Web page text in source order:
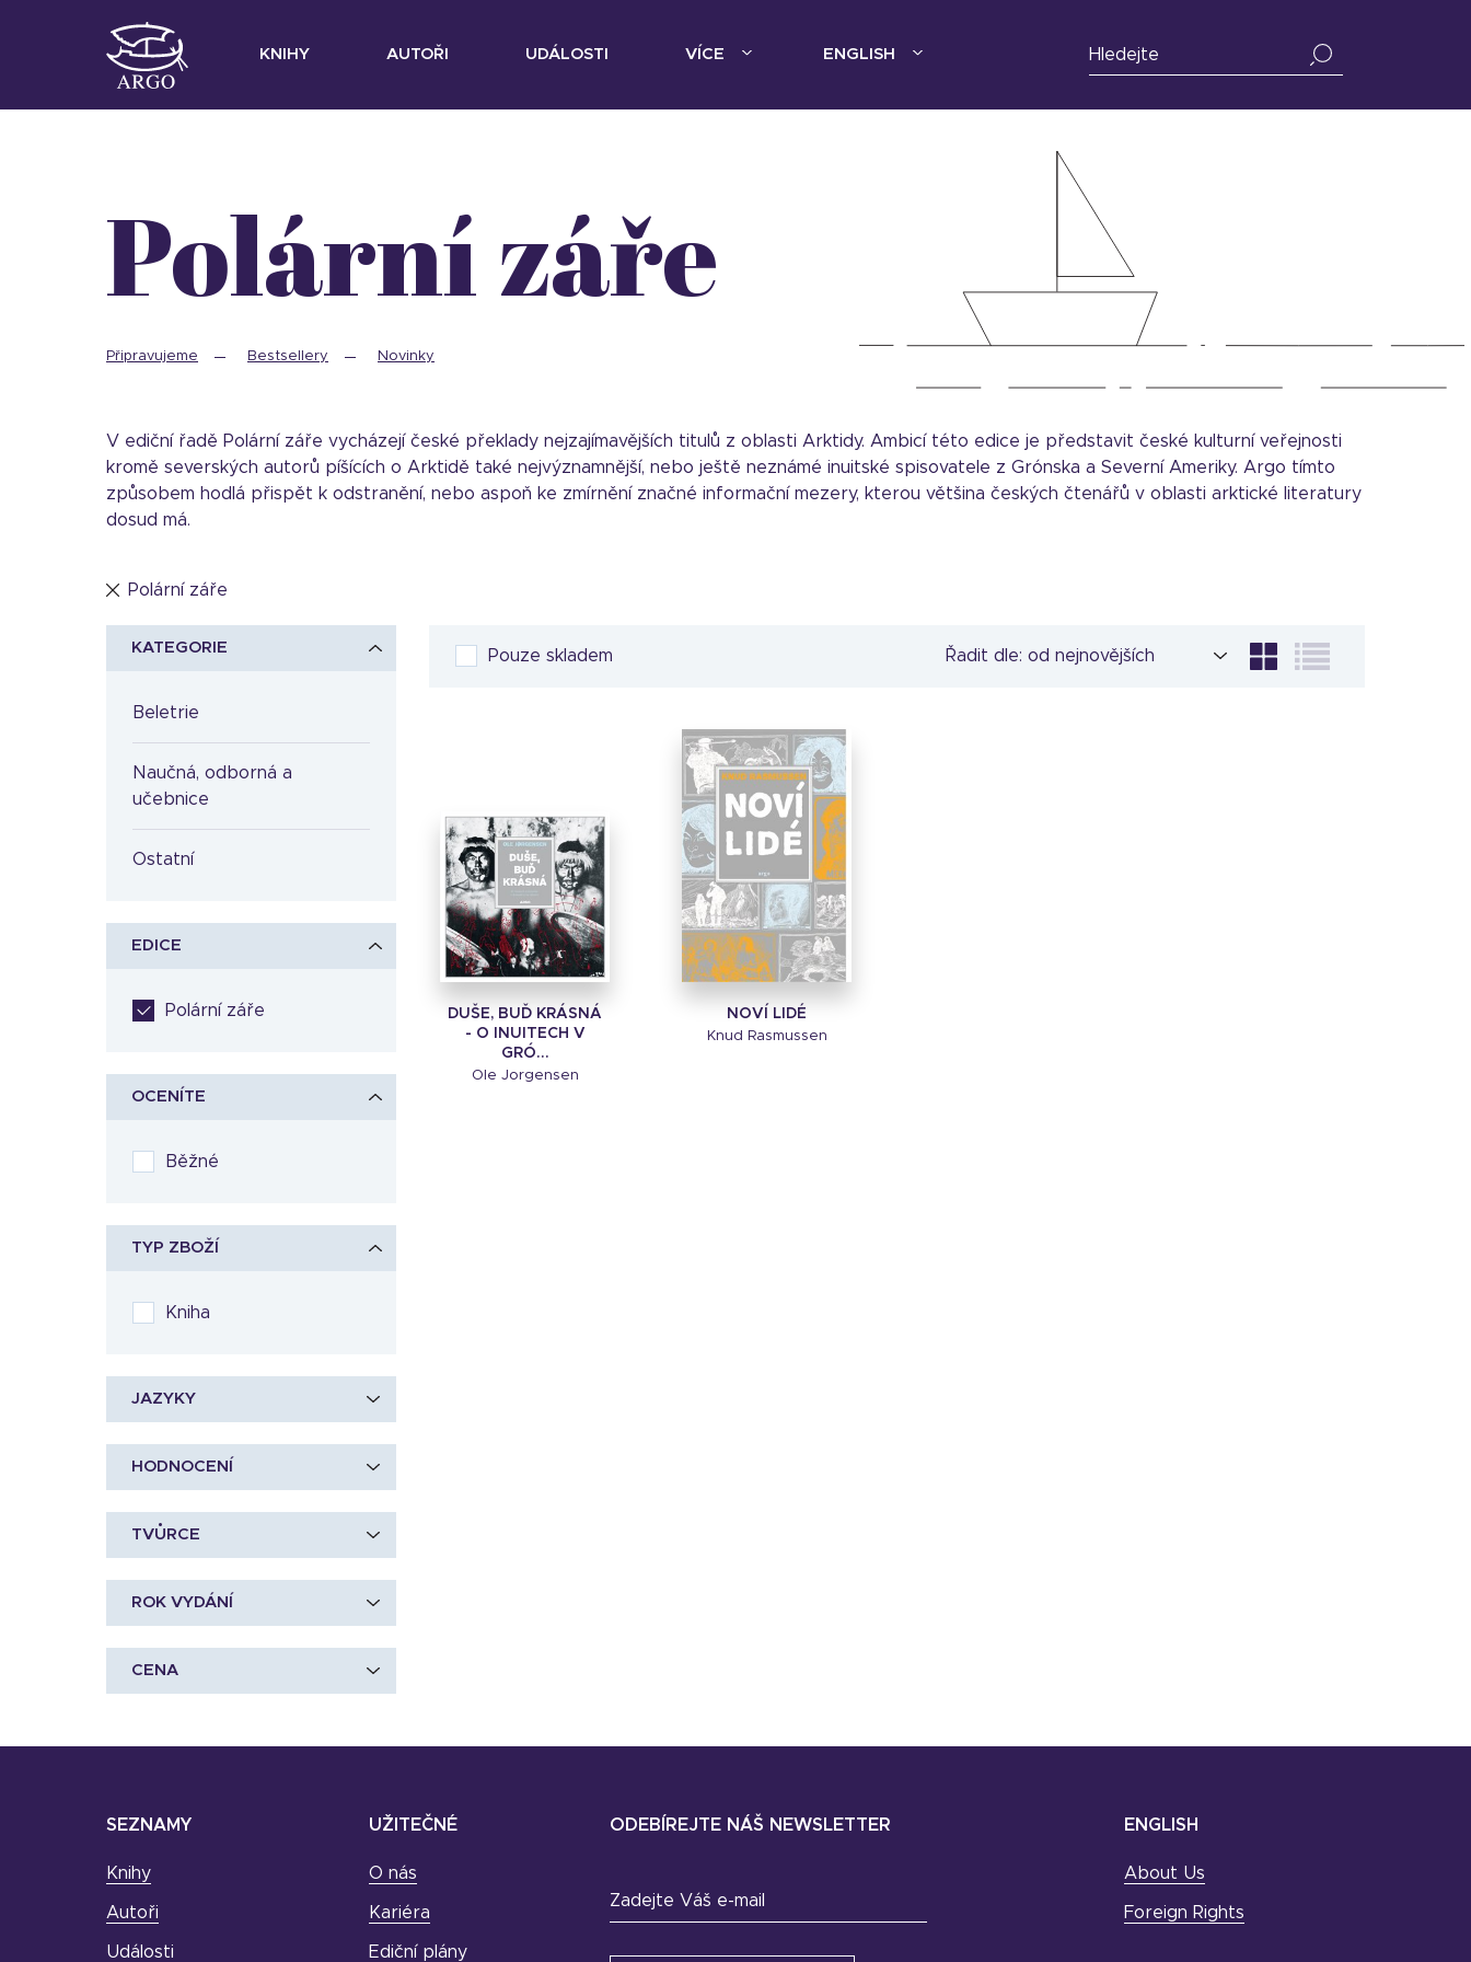
KNIHY AUTOŘI UDÁLOSTI VÍCE ENGLISH
Polární záře
Připravujeme Bestsellery Novinky
V ediční řadě Polární záře vycházejí české překlady nejzajímavějších titulů z oblasti Arktidy. Ambicí této edice je představit české kulturní veřejnosti
kromě severských autorů píšících o Arktidě také nejvýznamnější, nebo ještě neznámé inuitské spisovatele z Grónska a Severní Ameriky. Argo tímto
způsobem hodlá přispět k odstranění, nebo aspoň ke zmírnění značné informační mezery, kterou většina českých čtenářů v oblasti arktické literatury
dosud má.
Polární záře
KATEGORIE
Beletrie
Naučná, odborná a
učebnice
Ostatní
EDICE
Polární záře
OCENÍTE
Běžné
TYP ZBOŽÍ
Kniha
JAZYKY
HODNOCENÍ
TVŮRCE
ROK VYDÁNÍ
CENA
Pouze skladem Řadit dle:
DUŠE, BUĎ KRÁSNÁ
- O INUITECH V
GRÓ...
Ole Jorgensen
NOVÍ LIDÉ
Knud Rasmussen
SEZNAMY
Knihy
Autoři
Události
UŽITEČNÉ
O nás
Kariéra
Ediční plány
ODEBÍREJTE NÁŠ NEWSLETTER
Zadejte Váš e-mail
ENGLISH
About Us
Foreign Rights